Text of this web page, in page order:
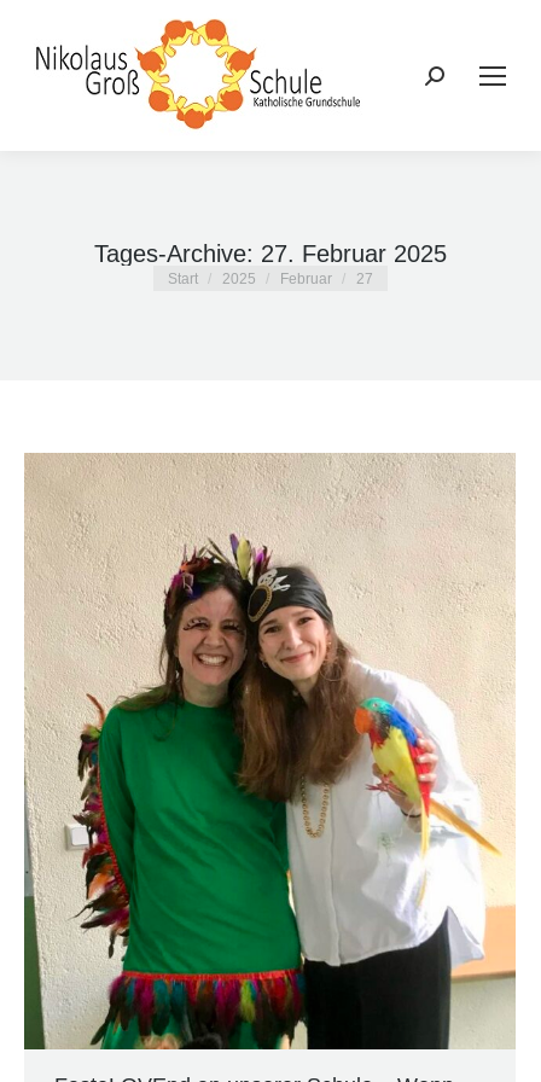
Search:
Tages-Archive: 27. Februar 2025
Sie befinden sich hier:
Start 2025 Februar 27